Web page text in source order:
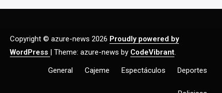
Copyright © azure-news 2026 Proudly powered by
WordPress | Theme: azure-news by CodeVibrant.
General Cajeme Espectáculos Deportes